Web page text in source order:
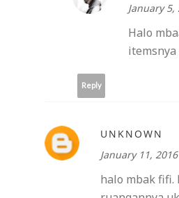
January 5,
Halo
itemsnya
Reply
UNKNOWN
January 11,
halo mbak fifi.